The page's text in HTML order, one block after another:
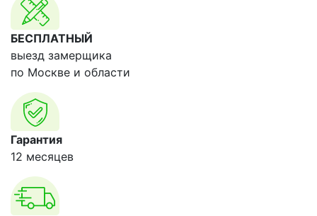
БЕСПЛАТНЫЙ
выезд замерщика
по Москве и области
Гарантия
12 месяцев